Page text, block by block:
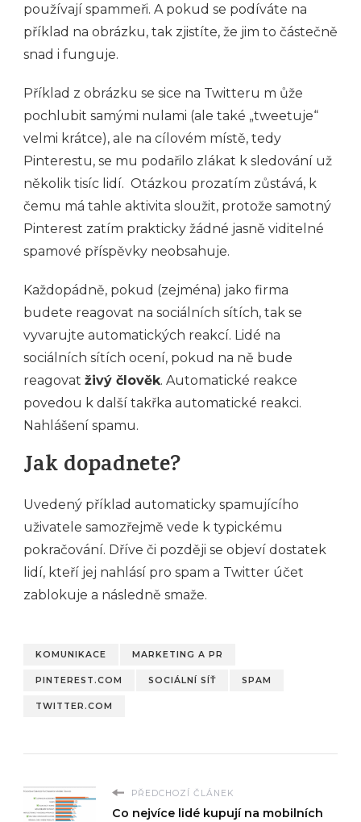
používají spammeři. A pokud se podíváte na
příklad na obrázku, tak zjistíte, že jim to částečně
snad i funguje.
Příklad z obrázku se sice na Twitteru m ůže
pochlubit samými nulami (ale také „tweetuje“
velmi krátce), ale na cílovém místě, tedy
Pinterestu, se mu podařilo zlákat k sledování už
několik tisíc lidí. Otázkou prozatím zůstává, k
čemu má tahle aktivita sloužit, protože samotný
Pinterest zatím prakticky žádné jasně viditelné
spamové příspěvky neobsahuje.
Každopádně, pokud (zejména) jako firma
budete reagovat na sociálních sítích, tak se
vyvarujte automatických reakcí. Lidé na
sociálních sítích ocení, pokud na ně bude
reagovat živý člověk. Automatické reakce
povedou k další takřka automatické reakci.
Nahlášení spamu.
Jak dopadnete?
Uvedený příklad automaticky spamujícího
uživatele samozřejmě vede k typickému
pokračování. Dříve či později se objeví dostatek
lidí, kteří jej nahlásí pro spam a Twitter účet
zablokuje a následně smaže.
KOMUNIKACE MARKETING A PR
PINTEREST.COM SOCIÁLNÍ SÍŤ SPAM
TWITTER.COM
PŘEDCHOZÍ ČLÁNEK
Co nejvíce lidé kupují na mobilních